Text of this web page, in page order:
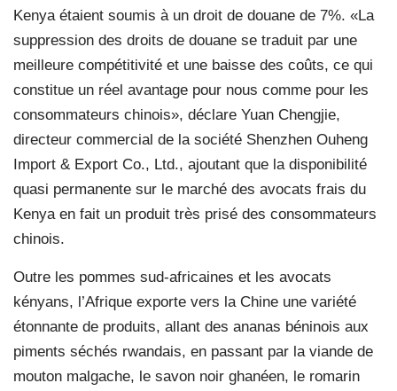
Kenya étaient soumis à un droit de douane de 7%. «La
suppression des droits de douane se traduit par une
meilleure compétitivité et une baisse des coûts, ce qui
constitue un réel avantage pour nous comme pour les
consommateurs chinois», déclare Yuan Chengjie,
directeur commercial de la société Shenzhen Ouheng
Import & Export Co., Ltd., ajoutant que la disponibilité
quasi permanente sur le marché des avocats frais du
Kenya en fait un produit très prisé des consommateurs
chinois.
Outre les pommes sud-africaines et les avocats
kényans, l’Afrique exporte vers la Chine une variété
étonnante de produits, allant des ananas béninois aux
piments séchés rwandais, en passant par la viande de
mouton malgache, le savon noir ghanéen, le romarin